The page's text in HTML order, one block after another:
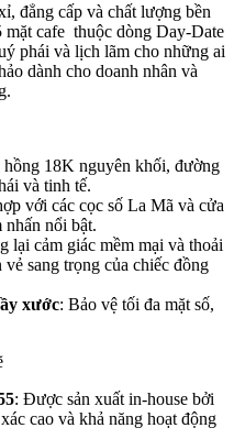
đẳng cấp và chất lượng bền
cafe thuộc dòng Day-Date
phái và lịch lãm cho những ai
dành cho doanh nhân và
hồng 18K nguyên khối, đường
và tinh tế.
với các cọc số La Mã và cửa
nổi bật.
lại cảm giác mềm mại và thoải
sang trọng của chiếc đồng
xước: Bảo vệ tối đa mặt số,
: Được sản xuất in-house bởi
cao và khả năng hoạt động